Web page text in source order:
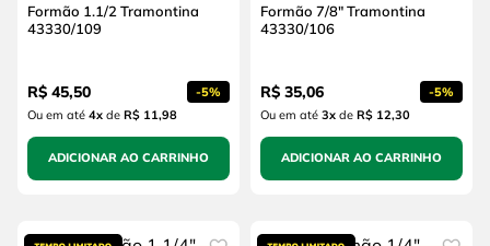
Formão 1.1/2 Tramontina
43330/109
R$ 45,50 -5%
Ou em até 4xde R$ 11,98
ADICIONAR AO CARRINHO
Formão 7/8" Tramontina
43330/106
R$ 35,06 -5%
Ou em até 3xde R$ 12,30
ADICIONAR AO CARRINHO